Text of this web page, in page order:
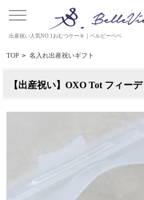
出産祝い人気NO.1おむつケーキ｜ベルビーベベ
TOP > 名入れ出産祝いギフト
【出産祝い】OXO Tot フィー